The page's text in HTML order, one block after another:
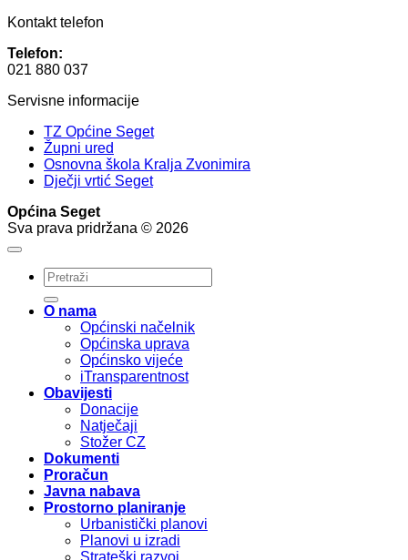
Kontakt telefon
Telefon:
021 880 037
Servisne informacije
TZ Općine Seget
Župni ured
Osnovna škola Kralja Zvonimira
Dječji vrtić Seget
Općina Seget
Sva prava pridržana © 2026
O nama
Općinski načelnik
Općinska uprava
Općinsko vijeće
iTransparentnost
Obavijesti
Donacije
Natječaji
Stožer CZ
Dokumenti
Proračun
Javna nabava
Prostorno planiranje
Urbanistički planovi
Planovi u izradi
Strateški razvoj